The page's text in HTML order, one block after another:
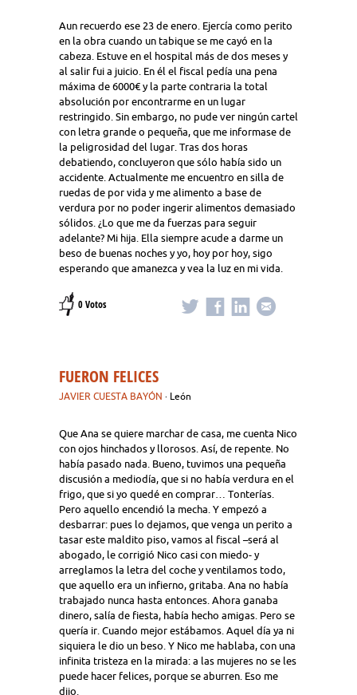
Aun recuerdo ese 23 de enero. Ejercía como perito
en la obra cuando un tabique se me cayó en la
cabeza. Estuve en el hospital más de dos meses y
al salir fui a juicio. En él el fiscal pedía una pena
máxima de 6000€ y la parte contraria la total
absolución por encontrarme en un lugar
restringido. Sin embargo, no pude ver ningún cartel
con letra grande o pequeña, que me informase de
la peligrosidad del lugar. Tras dos horas
debatiendo, concluyeron que sólo había sido un
accidente. Actualmente me encuentro en silla de
ruedas de por vida y me alimento a base de
verdura por no poder ingerir alimentos demasiado
sólidos. ¿Lo que me da fuerzas para seguir
adelante? Mi hija. Ella siempre acude a darme un
beso de buenas noches y yo, hoy por hoy, sigo
esperando que amanezca y vea la luz en mi vida.
0 Votos
FUERON FELICES
JAVIER CUESTA BAYÓN · León
Que Ana se quiere marchar de casa, me cuenta Nico
con ojos hinchados y llorosos. Así, de repente. No
había pasado nada. Bueno, tuvimos una pequeña
discusión a mediodía, que si no había verdura en el
frigo, que si yo quedé en comprar… Tonterías.
Pero aquello encendió la mecha. Y empezó a
desbarrar: pues lo dejamos, que venga un perito a
tasar este maldito piso, vamos al fiscal –será al
abogado, le corrigió Nico casi con miedo- y
arreglamos la letra del coche y ventilamos todo,
que aquello era un infierno, gritaba. Ana no había
trabajado nunca hasta entonces. Ahora ganaba
dinero, salía de fiesta, había hecho amigas. Pero se
quería ir. Cuando mejor estábamos. Aquel día ya ni
siquiera le dio un beso. Y Nico me hablaba, con una
infinita tristeza en la mirada: a las mujeres no se les
puede hacer felices, porque se aburren. Eso me
dijo.